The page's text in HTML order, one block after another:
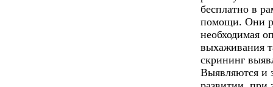
бесплатно в
помощи. Они
необходимая
выхаживания
скрининг
Выявляются и